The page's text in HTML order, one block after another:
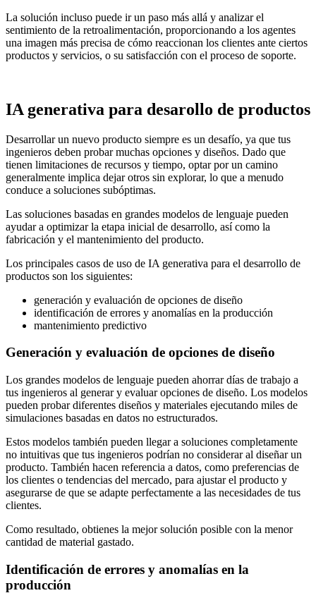
La solución incluso puede ir un paso más allá y analizar el
sentimiento de la retroalimentación, proporcionando a los agentes
una imagen más precisa de cómo reaccionan los clientes ante ciertos
productos y servicios, o su satisfacción con el proceso de soporte.
IA generativa para desarollo de productos
Desarrollar un nuevo producto siempre es un desafío, ya que tus
ingenieros deben probar muchas opciones y diseños. Dado que
tienen limitaciones de recursos y tiempo, optar por un camino
generalmente implica dejar otros sin explorar, lo que a menudo
conduce a soluciones subóptimas.
Las soluciones basadas en grandes modelos de lenguaje pueden
ayudar a optimizar la etapa inicial de desarrollo, así como la
fabricación y el mantenimiento del producto.
Los principales casos de uso de IA generativa para el desarrollo de
productos son los siguientes:
generación y evaluación de opciones de diseño
identificación de errores y anomalías en la producción
mantenimiento predictivo
Generación y evaluación de opciones de diseño
Los grandes modelos de lenguaje pueden ahorrar días de trabajo a
tus ingenieros al generar y evaluar opciones de diseño. Los modelos
pueden probar diferentes diseños y materiales ejecutando miles de
simulaciones basadas en datos no estructurados.
Estos modelos también pueden llegar a soluciones completamente
no intuitivas que tus ingenieros podrían no considerar al diseñar un
producto. También hacen referencia a datos, como preferencias de
los clientes o tendencias del mercado, para ajustar el producto y
asegurarse de que se adapte perfectamente a las necesidades de tus
clientes.
Como resultado, obtienes la mejor solución posible con la menor
cantidad de material gastado.
Identificación de errores y anomalías en la
producción